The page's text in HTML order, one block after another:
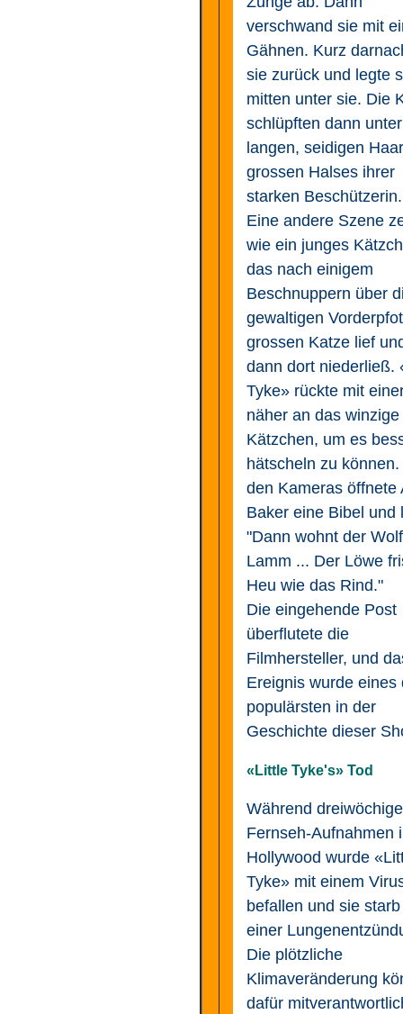
verschwand sie mit
Gähnen. Kurz
sie zurück und legte
mitten unter sie. Die
schlüpften dann
langen, seidigen
grossen Halses ihrer
starken Beschützerin.
Eine andere Szene
wie ein junges
das nach einigem
Beschnuppern über
gewaltigen
grossen Katze lief
dann dort niederließ.
Tyke» rückte mit
näher an das winzige
Kätzchen, um es
hätscheln zu können.
den Kameras öffnete
Baker eine Bibel und
"Dann wohnt der
Lamm ... Der Löwe
Heu wie das Rind."
Die eingehende Post
überflutete die
Filmhersteller, und
Ereignis wurde eines
populärsten in der
Geschichte dieser
«Little Tyke's» Tod
Während
Fernseh-Aufnahmen
Hollywood wurde
Tyke» mit einem
befallen und sie
einer
Die plötzliche
Klimaveränderung
dafür